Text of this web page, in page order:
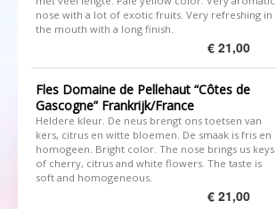
nose with a lot of exotic fruits. Very refreshing in
the mouth with a long finish.
€ 21,00
Fles Domaine de Pellehaut “Côtes de
Gascogne” Frankrijk/France
Heldere kleur. De neus brengt ons toetsen van
kers, citrus en witte bloemen. De smaak is fris en
homogeen. Bright color. The nose brings us keys
of cherry, citrus and white flowers. The taste is
soft and homogeneous.
€ 21,00